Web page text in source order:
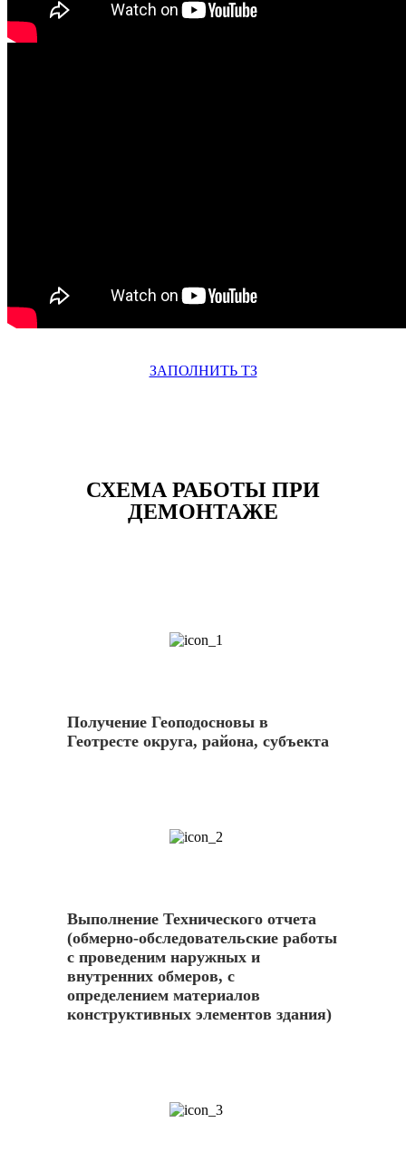
ЗАПОЛНИТЬ ТЗ
СХЕМА РАБОТЫ ПРИ
ДЕМОНТАЖЕ
Получение Геоподосновы в
Геотресте округа, района, субъекта
Выполнение Технического отчета
(обмерно-обследовательские работы
с проведеним наружных и
внутренних обмеров, с
определением материалов
конструктивных элементов здания)